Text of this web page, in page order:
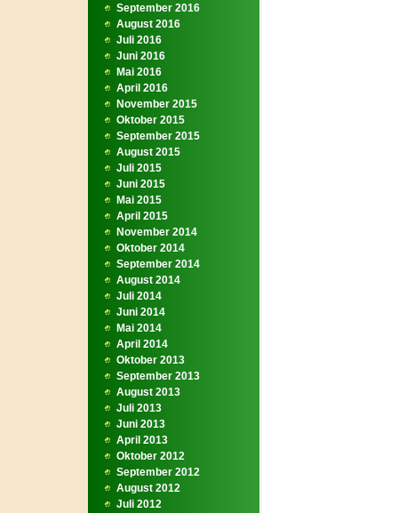
September 2016
August 2016
Juli 2016
Juni 2016
Mai 2016
April 2016
November 2015
Oktober 2015
September 2015
August 2015
Juli 2015
Juni 2015
Mai 2015
April 2015
November 2014
Oktober 2014
September 2014
August 2014
Juli 2014
Juni 2014
Mai 2014
April 2014
Oktober 2013
September 2013
August 2013
Juli 2013
Juni 2013
April 2013
Oktober 2012
September 2012
August 2012
Juli 2012